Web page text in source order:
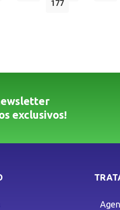
177
exclusivos!